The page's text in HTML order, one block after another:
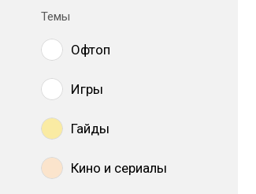
Темы
Офтоп
Игры
Гайды
Кино и сериалы